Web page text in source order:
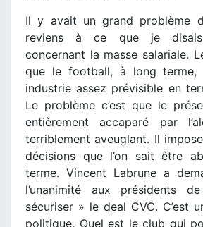
Il y avait un grand problème
reviens à ce que je disais
concernant la masse salariale.
que le football, à long
industrie assez prévisible en
Le problème c’est que le
entièrement accaparé par
terriblement aveuglant. Il
décisions que l’on sait être
terme. Vincent Labrune a
l’unanimité aux présidents
sécuriser » le deal CVC. C’est
politique. Quel est le club qui